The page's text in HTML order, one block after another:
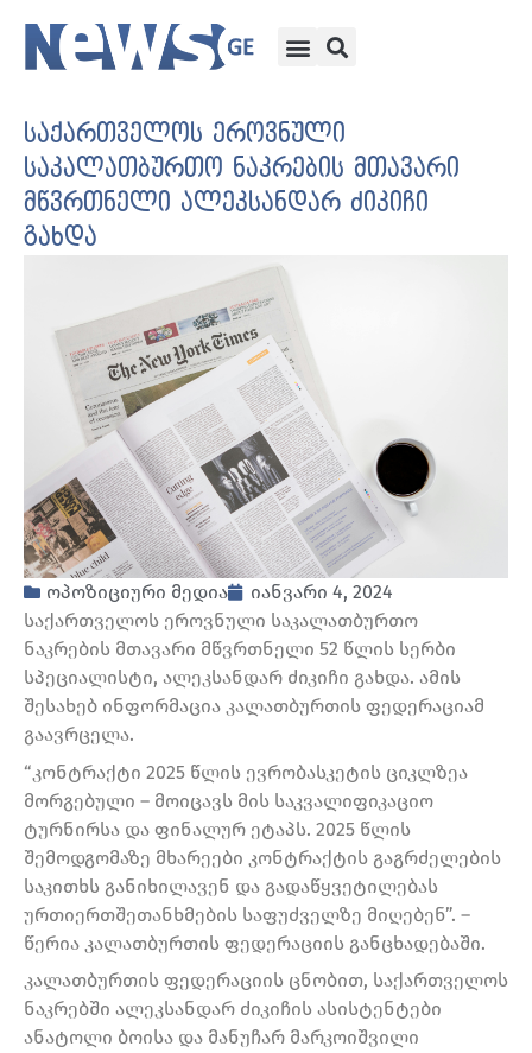
საქართველოს ეროვნული
საკალათბურთო ნაკრების მთავარი
მწვრთნელი ალეკსანდარ ძიკიჩი
გახდა
ოპოზიციური მედია
იანვარი 4, 2024
საქართველოს ეროვნული საკალათბურთო
ნაკრების მთავარი მწვრთნელი 52 წლის სერბი
სპეციალისტი, ალეკსანდარ ძიკიჩი გახდა. ამის
შესახებ ინფორმაცია კალათბურთის ფედერაციამ
გაავრცელა.
“კონტრაქტი 2025 წლის ევრობასკეტის ციკლზეა
მორგებული – მოიცავს მის საკვალიფიკაციო
ტურნირსა და ფინალურ ეტაპს. 2025 წლის
შემოდგომაზე მხარეები კონტრაქტის გაგრძელების
საკითხს განიხილავენ და გადაწყვეტილებას
ურთიერთშეთანხმების საფუძველზე მიღებენ”. –
წერია კალათბურთის ფედერაციის განცხადებაში.
კალათბურთის ფედერაციის ცნობით, საქართველოს
ნაკრებში ალეკსანდარ ძიკიჩის ასისტენტები
ანატოლი ბოისა და მანუჩარ მარკოიშვილი